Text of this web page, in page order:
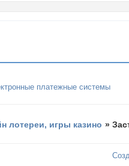
платежные системы
лотереи, игры казино »